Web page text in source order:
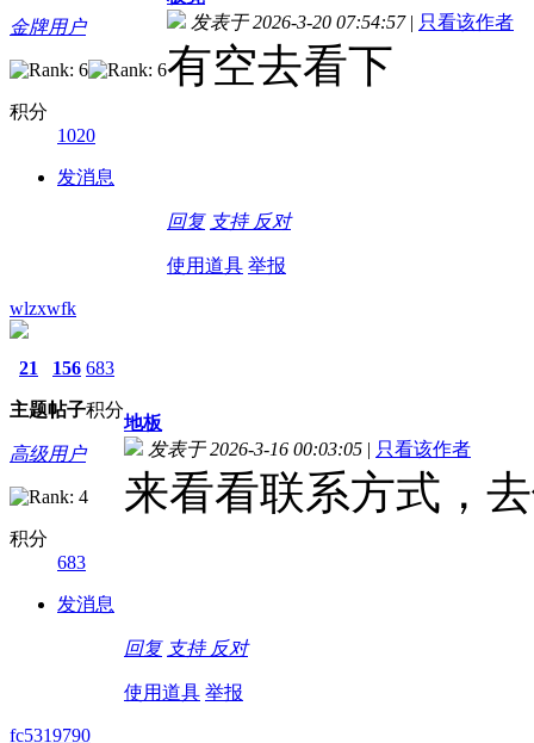
金牌用户
积分
1020
发消息
发表于 2026-3-20 07:54:57 | 只看该作者
有空去看下
回复 支持 反对
使用道具 举报
wlzxwfk
21
主题
156
帖子
683
积分
高级用户
积分
683
发消息
地板
发表于 2026-3-16 00:03:05 | 只看该作者
来看看联系方式，
回复 支持 反对
使用道具 举报
fc5319790